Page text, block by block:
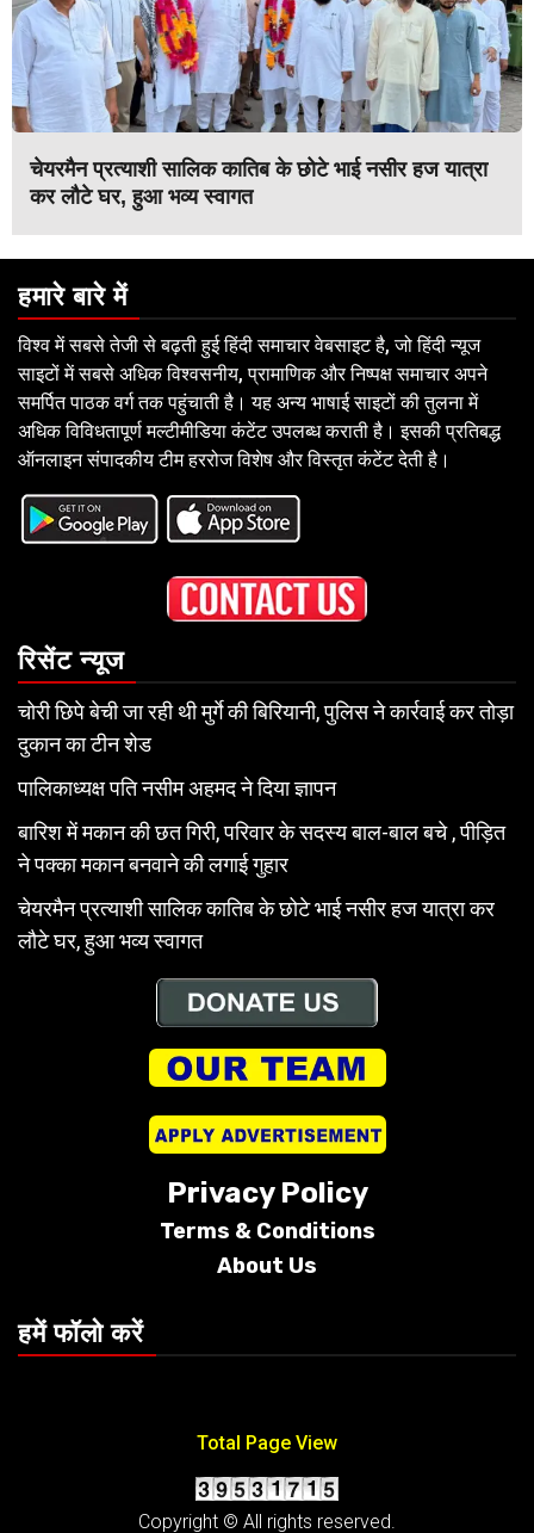
चेयरमैन प्रत्याशी सालिक कातिब के छोटे भाई नसीर हज यात्रा
कर लौटे घर, हुआ भव्य स्वागत
हमारे बारे में
विश्व में सबसे तेजी से बढ़ती हुई हिंदी समाचार वेबसाइट है, जो हिंदी न्यूज
साइटों में सबसे अधिक विश्वसनीय, प्रामाणिक और निष्पक्ष समाचार अपने
समर्पित पाठक वर्ग तक पहुंचाती है। यह अन्य भाषाई साइटों की तुलना में
अधिक विविधतापूर्ण मल्टीमीडिया कंटेंट उपलब्ध कराती है। इसकी प्रतिबद्ध
ऑनलाइन संपादकीय टीम हररोज विशेष और विस्तृत कंटेंट देती है।
रिसेंट न्यूज
चोरी छिपे बेची जा रही थी मुर्गे की बिरियानी, पुलिस ने कार्रवाई कर तोड़ा
दुकान का टीन शेड
पालिकाध्यक्ष पति नसीम अहमद ने दिया ज्ञापन
बारिश में मकान की छत गिरी, परिवार के सदस्य बाल-बाल बचे , पीड़ित
ने पक्का मकान बनवाने की लगाई गुहार
चेयरमैन प्रत्याशी सालिक कातिब के छोटे भाई नसीर हज यात्रा कर
लौटे घर, हुआ भव्य स्वागत
Privacy Policy
Terms & Conditions
About Us
हमें फॉलो करें
Total Page View
Copyright © All rights reserved.